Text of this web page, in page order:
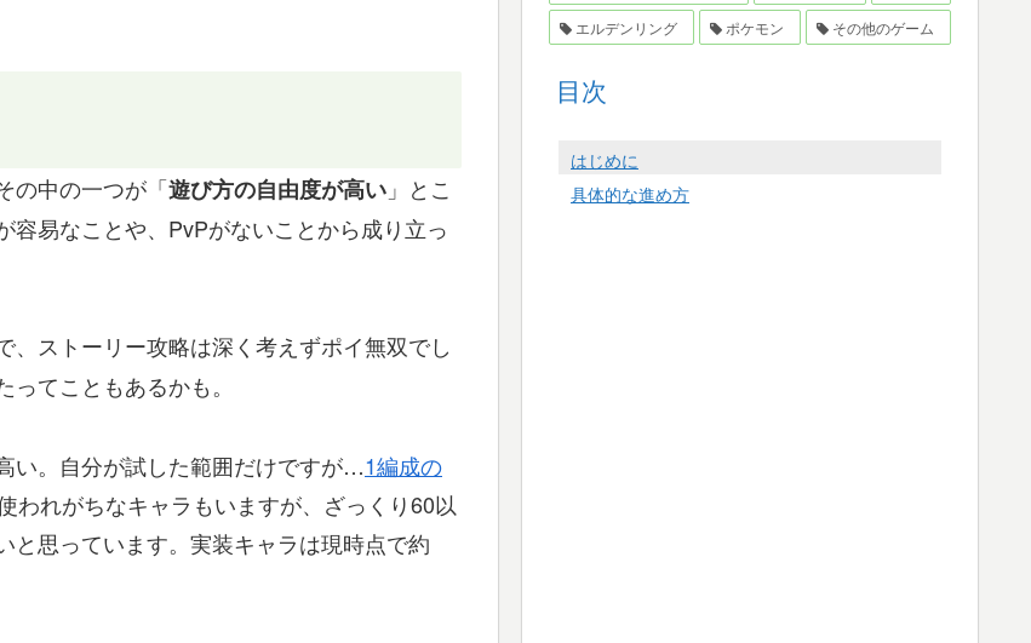
の中の一つが「遊び方の自由度が高い 」とこ
易なことや、PvPがないことから成り立っ
、ストーリー攻略は深く考えずポイ無双でし
ってこともあるかも。
い。自分が試した範囲だけですが…1編成の
われがちなキャラもいますが、ざっくり60以
と思っています。実装キャラは現時点で約
エルデンリング
ポケモン その他のゲーム
目次
はじめに
具体的な進め方